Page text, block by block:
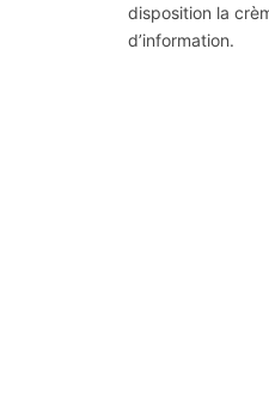
disposition la
d’information.